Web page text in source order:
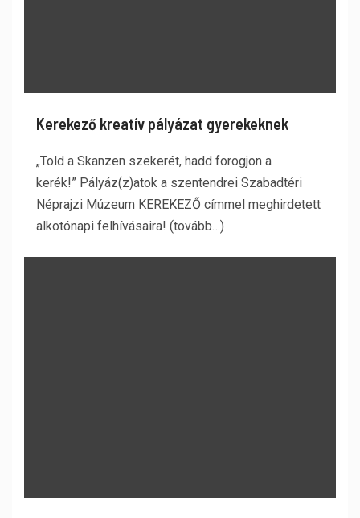
Kerekező kreatív pályázat gyerekeknek
„Told a Skanzen szekerét, hadd forogjon a
kerék!” Pályáz(z)atok a szentendrei Szabadtéri
Néprajzi Múzeum KEREKEZŐ címmel meghirdetett
alkotónapi felhívásaira! (tovább…)